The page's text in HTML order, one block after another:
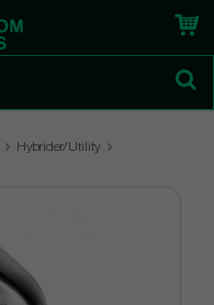
Hybrider/Utility